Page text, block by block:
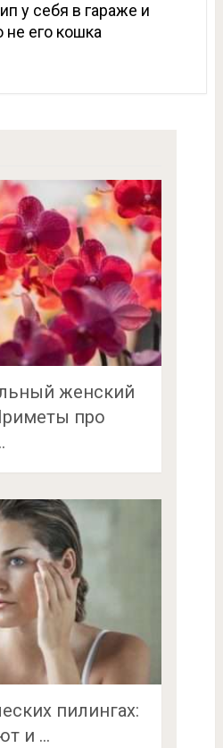
у себя в гараже и
не его кошка
женский
про
пилингах:
и …